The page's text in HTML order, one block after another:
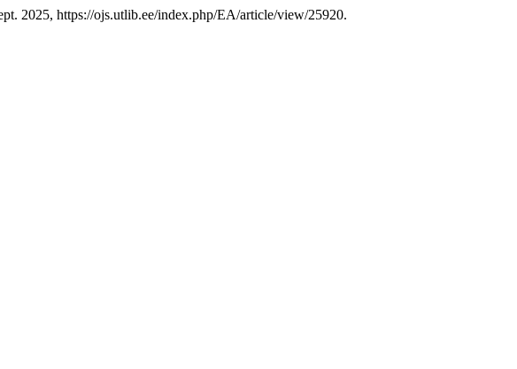
2025, https://ojs.utlib.ee/index.php/EA/article/view/25920.